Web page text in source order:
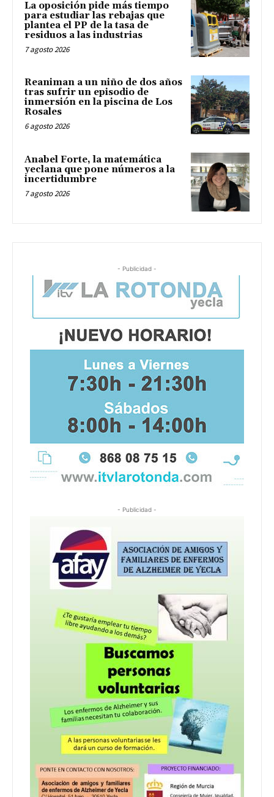
La oposición pide más tiempo
para estudiar las rebajas que
plantea el PP de la tasa de
residuos a las industrias
7 agosto 2026
Reaniman a un niño de dos años
tras sufrir un episodio de
inmersión en la piscina de Los
Rosales
6 agosto 2026
Anabel Forte, la matemática
yeclana que pone números a la
incertidumbre
7 agosto 2026
- Publicidad -
- Publicidad -